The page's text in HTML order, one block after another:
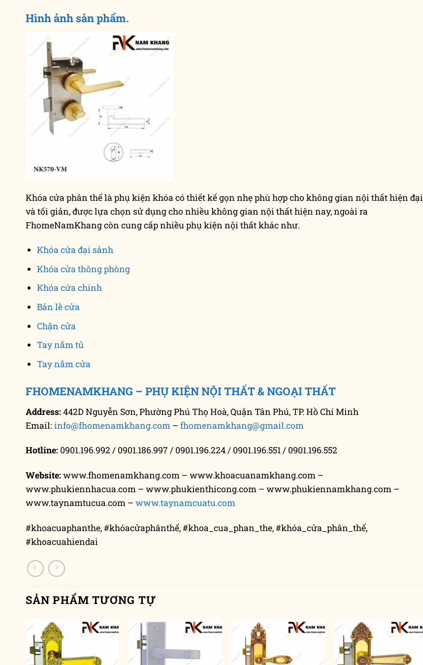
Hình ảnh sản phẩm.
Khóa cửa phân thể là phụ kiện khóa có thiết kế gọn nhẹ phù hợp cho không gian nội thất hiện đại
và tối giản, được lựa chọn sử dụng cho nhiều không gian nội thất hiện nay, ngoài ra
FhomeNamKhang còn cung cấp nhiều phụ kiện nội thất khác như.
Khóa cửa đại sảnh
Khóa cửa thông phòng
Khóa cửa chính
Bản lề cửa
Chặn cửa
Tay nắm tủ
Tay nắm cửa
FHOMENAMKHANG – PHỤ KIỆN NỘI THẤT & NGOẠI THẤT
Address:442D Nguyễn Sơn, Phường Phú Thọ Hoà, Quận Tân Phú, TP. Hồ Chí Minh
Email: info@fhomenamkhang.com – fhomenamkhang@gmail.com
Hotline: 0901.196.992 / 0901.186.997 / 0901.196.224 / 0901.196.551 / 0901.196.552
Website:www.fhomenamkhang.com – www.khoacuanamkhang.com –
www.phukiennhacua.com – www.phukienthicong.com – www.phukiennamkhang.com –
www.taynamtucua.com – www.taynamcuatu.com
#khoacuaphanthe, #khóacửaphânthể, #khoa_cua_phan_the, #khóa_cửa_phân_thể,
#khoacuahiendai
SẢN PHẨM TƯƠNG TỰ